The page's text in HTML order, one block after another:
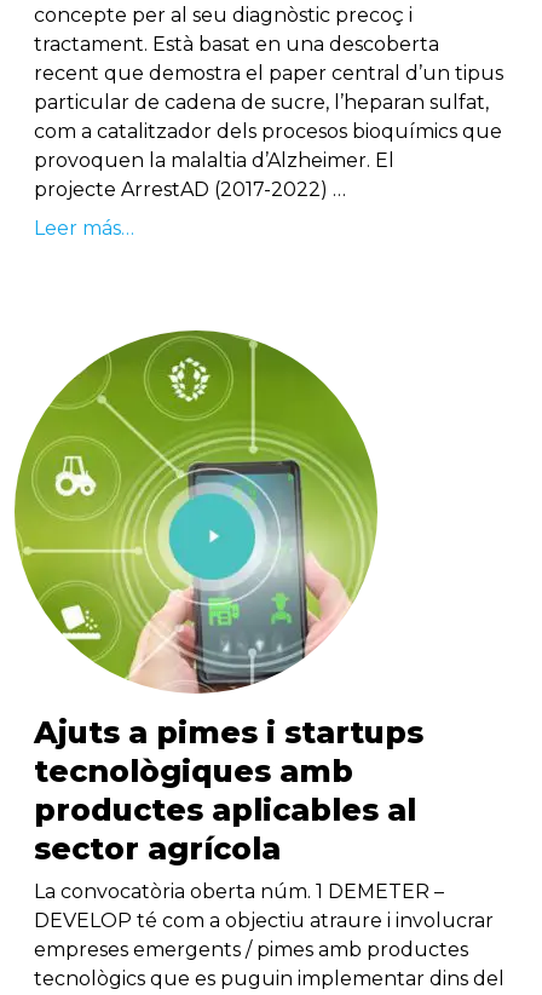
concepte per al seu diagnòstic precoç i
tractament. Està basat en una descoberta
recent que demostra el paper central d’un tipus
particular de cadena de sucre, l’heparan sulfat,
com a catalitzador dels procesos bioquímics que
provoquen la malaltia d’Alzheimer. El
projecte ArrestAD (2017-2022) …
Leer más…
Ajuts a pimes i startups
tecnològiques amb
productes aplicables al
sector agrícola
La convocatòria oberta núm. 1 DEMETER –
DEVELOP té com a objectiu atraure i involucrar
empreses emergents / pimes amb productes
tecnològics que es puguin implementar dins del